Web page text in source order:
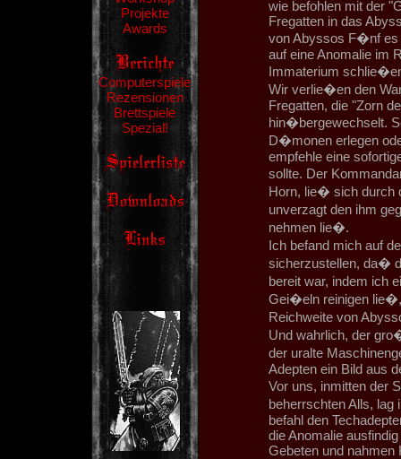
Projekte
Awards
Computerspiele
Rezensionen
Brettspiele
Spezial!
wie befohlen mit der
Fregatten in das
von Abyssos F�nf es
auf eine Anomalie im
Immaterium
Wir verlie�en den
Fregatten, die "Zorn
hin�bergewechselt.
D�monen erlegen
empfehle eine
sollte. Der
Horn, lie� sich durch
unverzagt den ihm
nehmen lie�.
Ich befand mich auf
sicherzustellen, da�
bereit war, indem ich
Gei�eln reinigen
Reichweite von
Und wahrlich, der
der uralte
Adepten ein Bild aus
Vor uns, inmitten der
beherrschten Alls,
befahl den
die Anomalie
Gebeten und